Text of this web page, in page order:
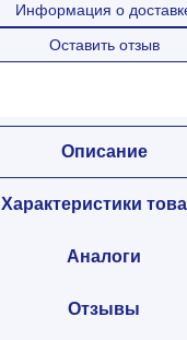
Информация о
Оставить отзыв
Описание
Характеристики
Аналоги
Отзывы